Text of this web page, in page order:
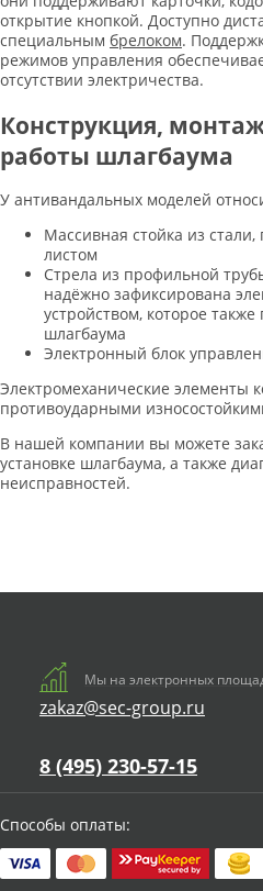
открытие кнопкой. Доступно
специальным брелоком.
режимов управления
отсутствии электричества.
Конструкция,
работы шлагбаума
У антивандальных моделей
Массивная стойка из
листом
Стрела из профильной
надёжно зафиксирована
устройством, которое
шлагбаума
Электронный блок
Электромеханические элементы
противоударными
В нашей компании вы можете
установке шлагбаума, а также
неисправностей.
Мы на электронных
zakaz@sec-group.ru
8 (495) 230-57-15
Способы оплаты: